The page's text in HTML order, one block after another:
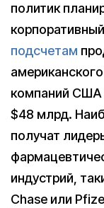
политик
подсчетам
компаний США
$48 млрд.
получат
индустрий,
Chase или